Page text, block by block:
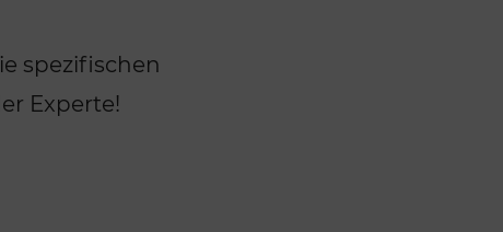
spezifischen
Experte!